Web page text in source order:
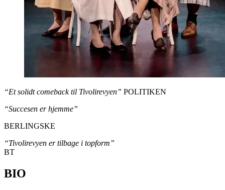
“Et solidt comeback til Tivolirevyen” POLITIKEN
“Succesen er hjemme”
BERLINGSKE
“Tivolirevyen er tilbage i topform”
BT
BIO